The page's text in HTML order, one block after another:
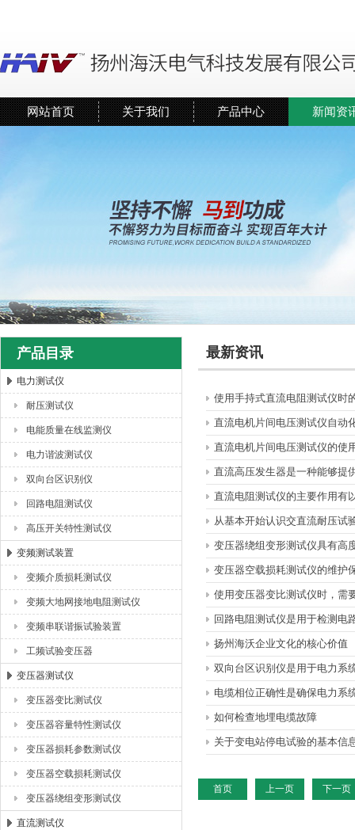
扬州海沃电气科技发展有限公司
网站首页 关于我们 产品中心 新闻资
产品目录
电力测试仪
耐压测试仪
电能质量在线监测仪
电力谐波测试仪
双向台区识别仪
回路电阻测试仪
高压开关特性测试仪
变频测试装置
变频介质损耗测试仪
变频大地网接地电阻测试仪
变频串联谐振试验装置
工频试验变压器
变压器测试仪
变压器变比测试仪
变压器容量特性测试仪
变压器损耗参数测试仪
变压器空载损耗测试仪
变压器绕组变形测试仪
直流测试仪
最新资讯
使用手持式直流电阻测试仪时
直流电机片间电压测试仪自动
直流电机片间电压测试仪的使
直流高压发生器是一种能够提
直流电阻测试仪的主要作用有
从基本开始认识交直流耐压试
变压器绕组变形测试仪具有高
变压器空载损耗测试仪的维护
使用变压器变比测试仪时，需
回路电阻测试仪是用于检测电
扬州海沃企业文化的核心价值
双向台区识别仪是用于电力系
电缆相位正确性是确保电力系
如何检查地埋电缆故障
关于变电站停电试验的基本信
首页 上一页 下一页